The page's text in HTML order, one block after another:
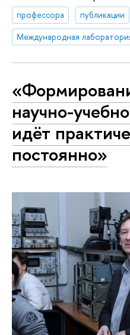
профессора
публикации
научно-
идёт
постоянно»